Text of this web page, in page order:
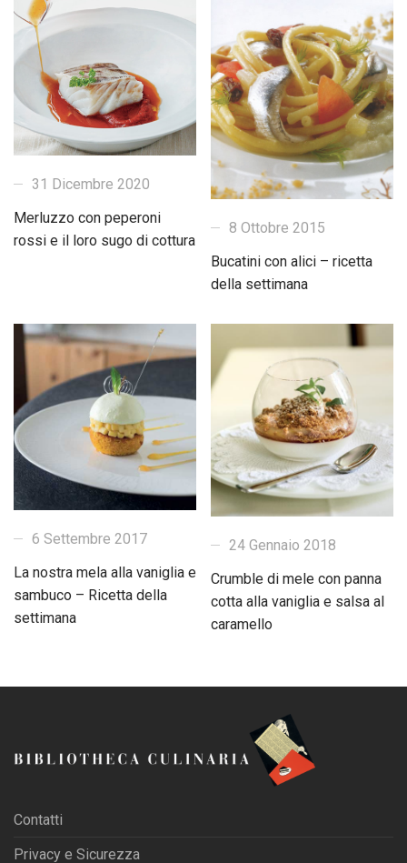
31 Dicembre 2020
Merluzzo con peperoni
rossi e il loro sugo di cottura
8 Ottobre 2015
Bucatini con alici – ricetta
della settimana
6 Settembre 2017
La nostra mela alla vaniglia e
sambuco – Ricetta della
settimana
24 Gennaio 2018
Crumble di mele con panna
cotta alla vaniglia e salsa al
caramello
Contatti
Privacy e Sicurezza